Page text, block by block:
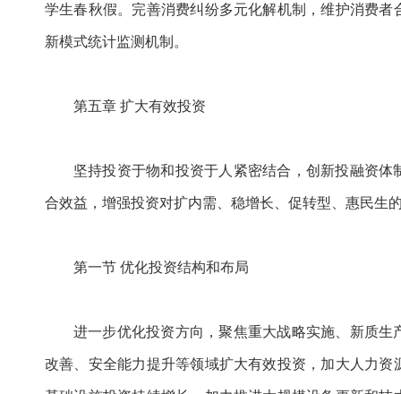
学生春秋假。完善消费纠纷多元化解机制，维护消费
新模式统计监测机制。
第五章 扩大有效投资
坚持投资于物和投资于人紧密结合，创新投融资
合效益，增强投资对扩内需、稳增长、促转型、惠民生
第一节 优化投资结构和布局
进一步优化投资方向，聚焦重大战略实施、新质
改善、安全能力提升等领域扩大有效投资，加大人力